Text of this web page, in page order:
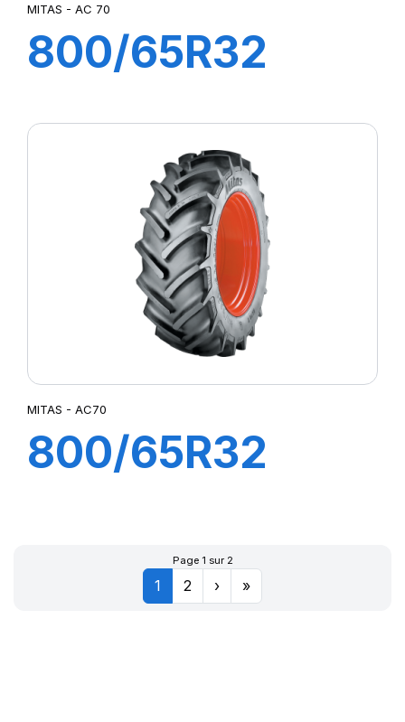
MITAS - AC 70
800/65R32
172A8 (169B) TL
AC 70 H
MITAS - AC70
800/65R32
Page 1 sur 2
1 2 › »